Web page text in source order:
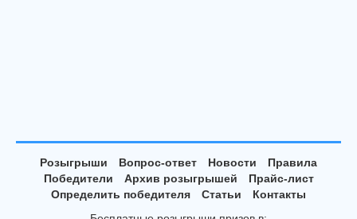
Розыгрыши Вопрос-ответ Новости
Правила
Победители
Архив розыгрышей
Прайс-лист
Определить победителя
Статьи
Контакты